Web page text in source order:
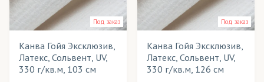
Картины
Маски защитные
Мебель
Модульные картины
Да
Весь товар
Розничная цена
Ширина рулона
Под заказ
Канва Гойя Эксклюзив,
Латекс, Сольвент, UV,
330 г/кв.м, 103 см
Под заказ
Канва Гойя Эксклюзив,
Латекс, Сольвент, UV,
330 г/кв.м, 126 см